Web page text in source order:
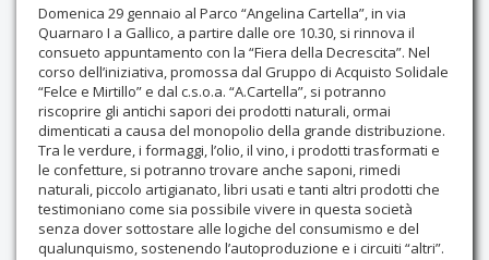
Domenica 29 gennaio al Parco “Angelina Cartella”, in via
Quarnaro I a Gallico, a partire dalle ore 10.30, si rinnova il
consueto appuntamento con la “Fiera della Decrescita”. Nel
corso dell’iniziativa, promossa dal Gruppo di Acquisto Solidale
“Felce e Mirtillo” e dal c.s.o.a. “A.Cartella”, si potranno
riscoprire gli antichi sapori dei prodotti naturali, ormai
dimenticati a causa del monopolio della grande distribuzione.
Tra le verdure, i formaggi, l’olio, il vino, i prodotti trasformati e
le confetture, si potranno trovare anche saponi, rimedi
naturali, piccolo artigianato, libri usati e tanti altri prodotti che
testimoniano come sia possibile vivere in questa società
senza dover sottostare alle logiche del consumismo e del
qualunquismo, sostenendo l’autoproduzione e i circuiti “altri”.